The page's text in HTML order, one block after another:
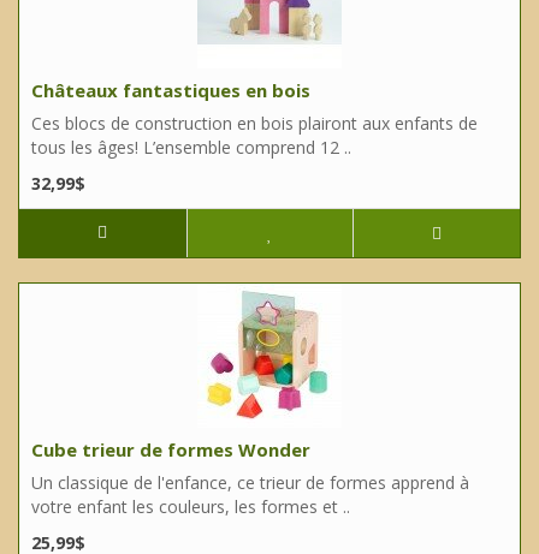
Châteaux fantastiques en bois
Ces blocs de construction en bois plairont aux enfants de
tous les âges! L’ensemble comprend 12 ..
32,99$
Cube trieur de formes Wonder
Un classique de l'enfance, ce trieur de formes apprend à
votre enfant les couleurs, les formes et ..
25,99$